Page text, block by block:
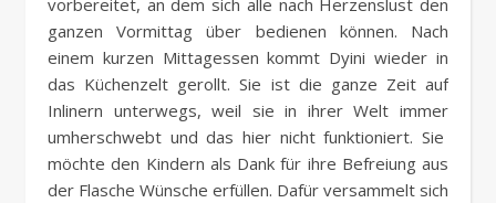
vorbereitet, an dem sich alle nach Herzenslust den
ganzen Vormittag über bedienen können. Nach
einem kurzen Mittagessen kommt Dyini wieder in
das Küchenzelt gerollt. Sie ist die ganze Zeit auf
Inlinern unterwegs, weil sie in ihrer Welt immer
umherschwebt und das hier nicht funktioniert. Sie
möchte den Kindern als Dank für ihre Befreiung aus
der Flasche Wünsche erfüllen. Dafür versammelt sich